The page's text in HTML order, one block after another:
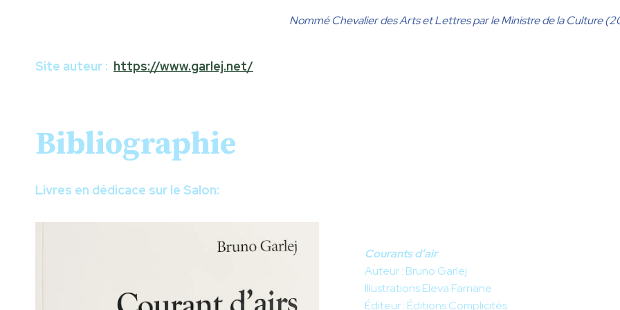
Nommé Chevalier des Arts et Lettres par le Ministre de la Culture
Site auteur : https://www.garlej.net/
Bibliographie
Livres en dédicace sur le Salon:
Courants d’air
Auteur : Bruno Garlej
Illustrations Eleva Farnane
Éditeur : Éditions Complicités